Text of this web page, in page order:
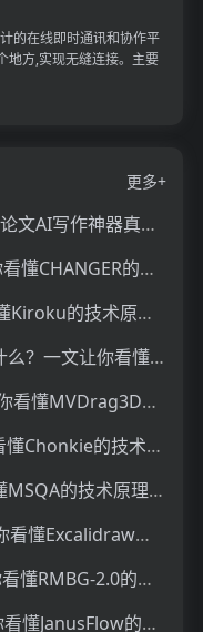
的在线即时通讯和协作平
地方,实现无缝连接。主要
更多+
AI论文写作是否靠谱？这6款论文AI写作神器真的可以让你效率翻倍
CHANGER是什么？一文让你看懂CHANGER的技术原理、主要功能、应用场景
Kiroku是什么？一文让你看懂Kiroku的技术原理、主要功能、应用场景
Vision Search Assistant是什么？一文让你看懂Vision Search Assistant的技术原理、主要功能、应用场景
MVDrag3D是什么？一文让你看懂MVDrag3D的技术原理、主要功能、应用场景
Chonkie是什么？一文让你看懂Chonkie的技术原理、主要功能、应用场景
MSQA是什么？一文让你看懂MSQA的技术原理、主要功能、应用场景
Excalidraw是什么？一文让你看懂Excalidraw的技术原理、主要功能、应用场景
RMBG-2.0是什么？一文让你看懂RMBG-2.0的技术原理、主要功能、应用场景
JanusFlow是什么？一文让你看懂JanusFlow的技术原理、主要功能、应用场景